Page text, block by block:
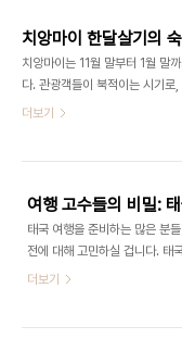
9월 30일까지숙박 기간 :
2026년 6월 30일까지 행사대
급된 Visa 명칭과 로고가 카드
Infinite 카드의 자격을 갖춘 카
프로모션 할인은 최대
https://www.agoda.com/
치앙마이 한달살기의
치앙마이는 11월 말부터 1월 말
다. 관광객들이 북적이는 시기로
좋은 숙소를 찾기는 쉽지 않습니
가 있다고 판단해 미리 준비하여
면 발품 파시는 거도 재밌는 여
싶습니다. 극성수기와는 달리
~1년 정도 미리 숙소를 예약하
의 숙소도 쉽게 찾아볼 수 있습니
시간을 보내시길 추천합니다. 치
더보기
태국 여행을 준비하는 많은 분
전에 대해 고민하실 겁니다. 태
수료는 일반적으로 200-250
더보기